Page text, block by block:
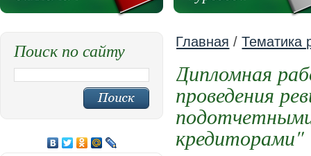
Главная /Тематика
Дипломная
проведения
кредиторами"
Поиск по сайту